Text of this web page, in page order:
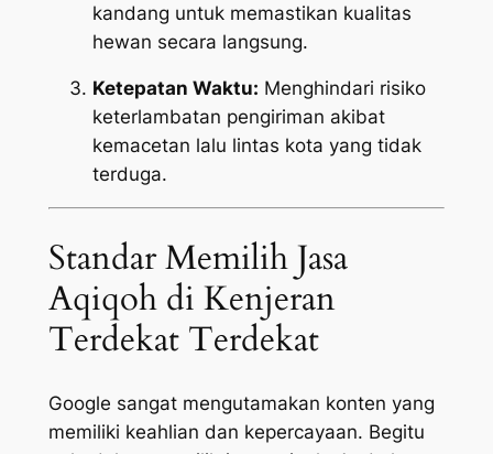
kandang untuk memastikan kualitas
hewan secara langsung.
Ketepatan Waktu: Menghindari risiko
keterlambatan pengiriman akibat
kemacetan lalu lintas kota yang tidak
terduga.
Standar Memilih Jasa
Aqiqoh di Kenjeran
Terdekat Terdekat
Google sangat mengutamakan konten yang
memiliki keahlian dan kepercayaan. Begitu